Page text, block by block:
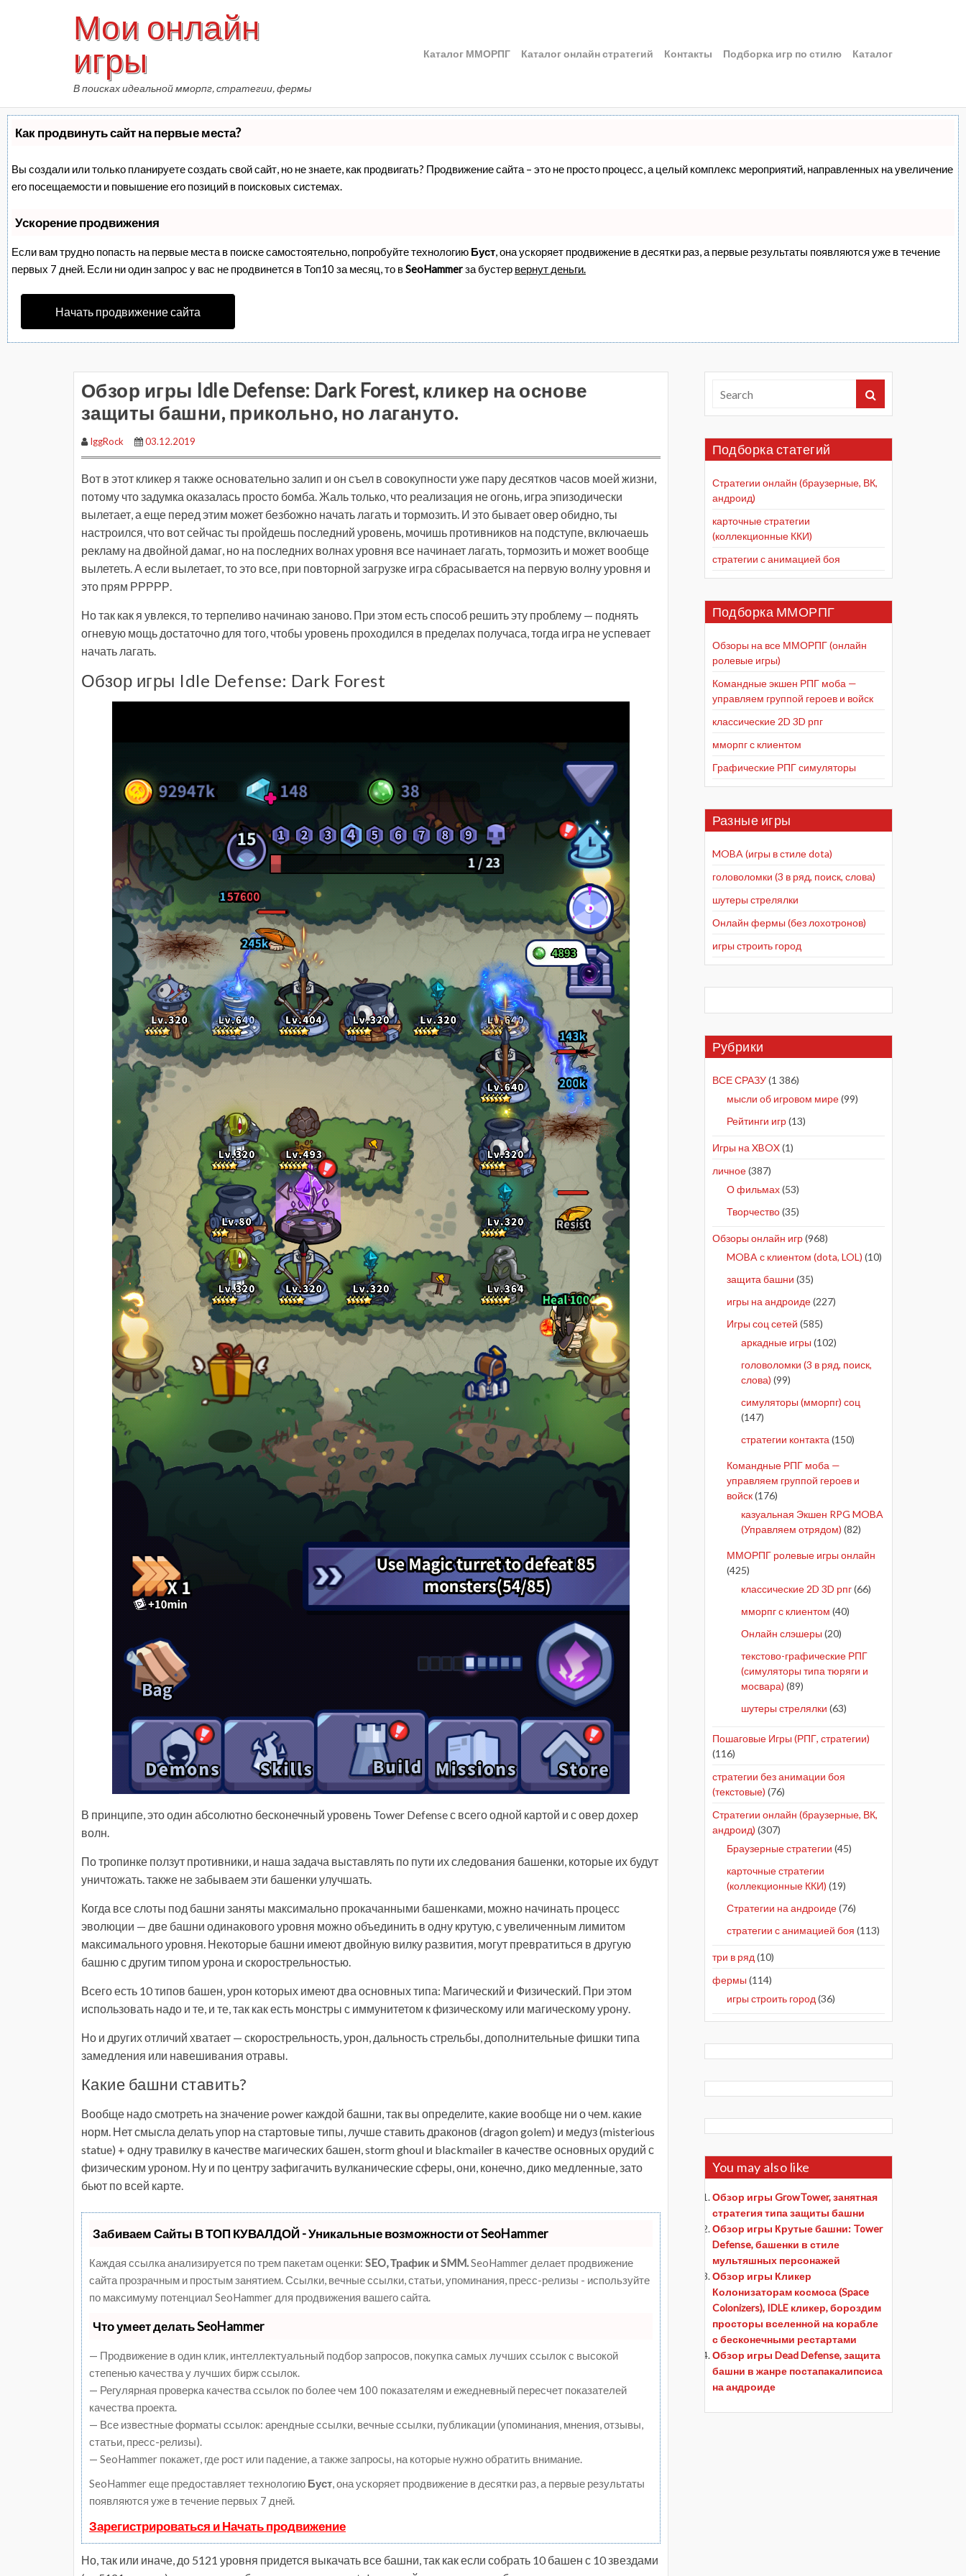
Мои онлайн
игры
В поисках идеальной мморпг, стратегии, фермы
Каталог ММОРПГ Каталог онлайн стратегий Контакты Подборка игр по стилю Каталог
Как продвинуть сайт на первые места?
Вы создали или только планируете создать свой сайт, но не знаете, как продвигать? Продвижение сайта – это не просто процесс, а целый комплекс мероприятий, направленных на увеличение
его посещаемости и повышение его позиций в поисковых системах.
Ускорение продвижения
Если вам трудно попасть на первые места в поиске самостоятельно, попробуйте технологию Буст, она ускоряет продвижение в десятки раз, а первые результаты появляются уже в течение
первых 7 дней. Если ни один запрос у вас не продвинется в Топ10 за месяц, то вSeoHammerза бустер вернут деньги.
Начать продвижение сайта
Обзор игры Idle Defense: Dark Forest, кликер на основе
защиты башни, прикольно, но лагануто.
IggRock 03.12.2019
Вот в этот кликер я также основательно залип и он съел в совокупности уже пару десятков часов моей жизни,
потому что задумка оказалась просто бомба. Жаль только, что реализация не огонь, игра эпизодически
вылетает, а еще перед этим может безбожно начать лагать и тормозить. И это бывает овер обидно, ты
настроился, что вот сейчас ты пройдешь последний уровень, мочишь противников на подступе, включаешь
рекламу на двойной дамаг, но на последних волнах уровня все начинает лагать, тормозить и может вообще
вылететь. А если вылетает, то это все, при повторной загрузке игра сбрасывается на первую волну уровня и
это прям РРРРР.
Но так как я увлекся, то терпеливо начинаю заново. При этом есть способ решить эту проблему — поднять
огневую мощь достаточно для того, чтобы уровень проходился в пределах получаса, тогда игра не успевает
начать лагать.
Обзор игры Idle Defense: Dark Forest
В принципе, это один абсолютно бесконечный уровень Tower Defense с всего одной картой и с овер дохер
волн.
По тропинке ползут противники, и наша задача выставлять по пути их следования башенки, которые их будут
уничтожать. также не забываем эти башенки улучшать.
Когда все слоты под башни заняты максимально прокачанными башенками, можно начинать процесс
эволюции — две башни одинакового уровня можно объединить в одну крутую, с увеличенным лимитом
максимального уровня. Некоторые башни имеют двойную вилку развития, могут превратиться в другую
башню с другим типом урона и скорострельностью.
Всего есть 10 типов башен, урон которых имеют два основных типа: Магический и Физический. При этом
использовать надо и те, и те, так как есть монстры с иммунитетом к физическому или магическому урону.
Но и других отличий хватает — скорострельность, урон, дальность стрельбы, дополнительные фишки типа
замедления или навешивания отравы.
Какие башни ставить?
Вообще надо смотреть на значение power каждой башни, так вы определите, какие вообще ни о чем. какие
норм. Нет смысла делать упор на стартовые типы, лучше ставить драконов (dragon golem) и медуз (misterious
statue) + одну травилку в качестве магических башен, storm ghoul и blackmailer в качестве основных орудий с
физическим уроном. Ну и по центру зафигачить вулканические сферы, они, конечно, дико медленные, зато
бьют по всей карте.
Забиваем Сайты В ТОП КУВАЛДОЙ - Уникальные возможности от SeoHammer
Каждая ссылка анализируется по трем пакетам оценки: SEO, Трафик и SMM.SeoHammer делает продвижение
сайта прозрачным и простым занятием. Ссылки, вечные ссылки, статьи, упоминания, пресс-релизы - используйте
по максимуму потенциал SeoHammer для продвижения вашего сайта.
Что умеет делать SeoHammer
— Продвижение в один клик, интеллектуальный подбор запросов, покупка самых лучших ссылок с высокой
степенью качества у лучших бирж ссылок.
— Регулярная проверка качества ссылок по более чем 100 показателям и ежедневный пересчет показателей
качества проекта.
— Все известные форматы ссылок: арендные ссылки, вечные ссылки, публикации (упоминания, мнения, отзывы,
статьи, пресс-релизы).
— SeoHammer покажет, где рост или падение, а также запросы, на которые нужно обратить внимание.
SeoHammer еще предоставляет технологию Буст, она ускоряет продвижение в десятки раз, а первые результаты
появляются уже в течение первых 7 дней.
Зарегистрироваться и Начать продвижение
Но, так или иначе, до 5121 уровня придется выкачать все башни, так как если собрать 10 башен с 10 звездами
Подборка статегий
Стратегии онлайн (браузерные, ВК,
андроид)
карточные стратегии
(коллекционные ККИ)
стратегии с анимацией боя
Подборка ММОРПГ
Обзоры на все ММОРПГ (онлайн
ролевые игры)
Командные экшен РПГ моба —
управляем группой героев и войск
классические 2D 3D рпг
мморпг с клиентом
Графические РПГ симуляторы
Разные игры
MOBA (игры в стиле dota)
головоломки (3 в ряд, поиск, слова)
шутеры стрелялки
Онлайн фермы (без лохотронов)
игры строить город
Рубрики
ВСЕ СРАЗУ(1 386)
мысли об игровом мире(99)
Рейтинги игр(13)
Игры на XBOX(1)
личное(387)
О фильмах(53)
Творчество(35)
Обзоры онлайн игр(968)
MOBA с клиентом (dota, LOL) (10)
защита башни (35)
игры на андроиде(227)
Игры соц сетей (585)
аркадные игры (102)
головоломки (3 в ряд, поиск,
слова) (99)
симуляторы (мморпг) соц
(147)
стратегии контакта (150)
Командные РПГ моба —
управляем группой героев и
войск(176)
казуальная Экшен RPG MOBA
(Управляем отрядом) (82)
ММОРПГ ролевые игры онлайн
(425)
классические 2D 3D рпг(66)
мморпг с клиентом (40)
Онлайн слэшеры (20)
текстово-графические РПГ
(симуляторы типа тюряги и
мосвара) (89)
шутеры стрелялки (63)
Пошаговые Игры (РПГ, стратегии)
(116)
стратегии без анимации боя
(текстовые) (76)
Стратегии онлайн (браузерные, ВК,
андроид) (307)
Браузерные стратегии (45)
карточные стратегии
(коллекционные ККИ) (19)
Стратегии на андроиде(76)
стратегии с анимацией боя (113)
три в ряд (10)
фермы (114)
игры строить город (36)
You may also like
Обзор игры GrowTower, занятная
стратегия типа защиты башни
Обзор игры Крутые башни: Tower
Defense, башенки в стиле
мультяшных персонажей
Обзор игры Кликер
Колонизаторам космоса (Space
Colonizers), IDLE кликер, бороздим
просторы вселенной на корабле
с бесконечными рестартами
Обзор игры Dead Defense, защита
башни в жанре постапакалипсиса
на андроиде